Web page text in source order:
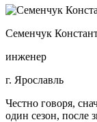
Семенчук
инженер
г. Ярославль
Честно говоря,
один сезон, после